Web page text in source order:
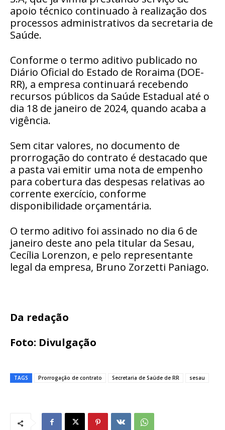
apoio técnico continuado à realização dos
processos administrativos da secretaria de
Saúde.
Conforme o termo aditivo publicado no
Diário Oficial do Estado de Roraima (DOE-
RR), a empresa continuará recebendo
recursos públicos da Saúde Estadual até o
dia 18 de janeiro de 2024, quando acaba a
vigência.
Sem citar valores, no documento de
prorrogação do contrato é destacado que
a pasta vai emitir uma nota de empenho
para cobertura das despesas relativas ao
corrente exercício, conforme
disponibilidade orçamentária.
O termo aditivo foi assinado no dia 6 de
janeiro deste ano pela titular da Sesau,
Cecília Lorenzon, e pelo representante
legal da empresa, Bruno Zorzetti Paniago.
Da redação
Foto: Divulgação
TAGS Prorrogação de contrato Secretaria de Saúde de RR sesau